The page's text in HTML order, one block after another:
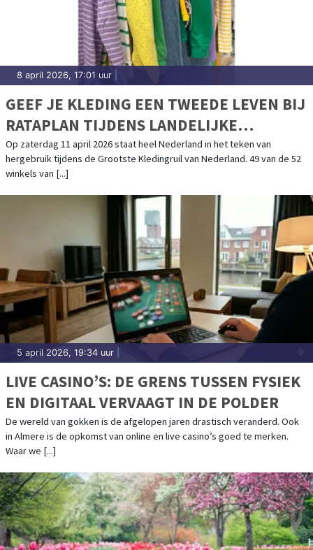
8 april 2026, 17:01 uur
GEEF JE KLEDING EEN TWEEDE LEVEN BIJ
RATAPLAN TIJDENS LANDELIJKE
KLEDINGRUILACTIE
Op zaterdag 11 april 2026 staat heel Nederland in het teken van
hergebruik tijdens de Grootste Kledingruil van Nederland. 49 van de 52
winkels van [...]
5 april 2026, 19:34 uur
LIVE CASINO’S: DE GRENS TUSSEN FYSIEK
EN DIGITAAL VERVAAGT IN DE POLDER
De wereld van gokken is de afgelopen jaren drastisch veranderd. Ook
in Almere is de opkomst van online en live casino’s goed te merken.
Waar we [...]